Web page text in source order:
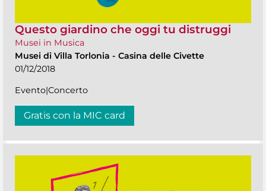
Questo giardino che oggi tu distruggi
Musei in Musica
Musei di Villa Torlonia - Casina delle Civette
01/12/2018
Evento|Concerto
Gratis con la MIC card